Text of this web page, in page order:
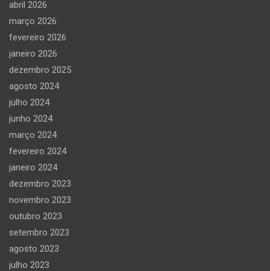
abril 2026
março 2026
fevereiro 2026
janeiro 2026
dezembro 2025
agosto 2024
julho 2024
junho 2024
março 2024
fevereiro 2024
janeiro 2024
dezembro 2023
novembro 2023
outubro 2023
setembro 2023
agosto 2023
julho 2023